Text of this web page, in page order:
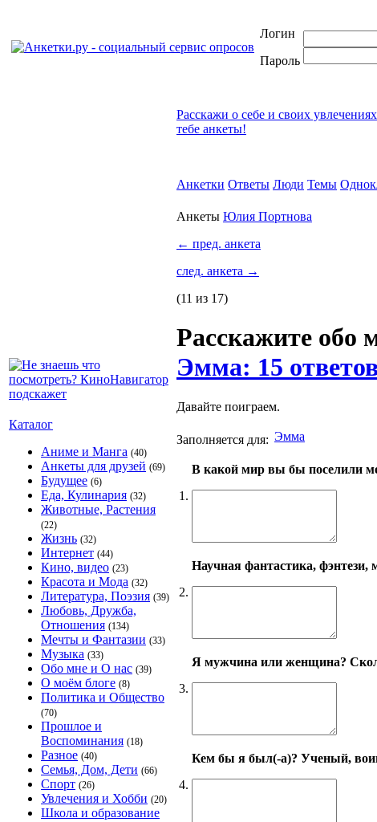
Логин
Пароль
Каталог
Аниме и Манга (40)
Анкеты для друзей (69)
Будущее (6)
Еда, Кулинария (32)
Животные, Растения
(22)
Жизнь (32)
Интернет (44)
Кино, видео (23)
Красота и Мода (32)
Литература, Поэзия (39)
Любовь, Дружба,
Отношения (134)
Мечты и Фантазии (33)
Музыка (33)
Обо мне и О нас (39)
О моём блоге (8)
Политика и Общество
(70)
Прошлое и
Воспоминания (18)
Разное (40)
Семья, Дом, Дети (66)
Спорт (26)
Увлечения и Хобби (20)
Школа и образование
Расскажи о себе и своих
тебе анкеты!
Анкетки Ответы Люди Темы
Анкеты Юлия Портнова
← пред. анкета
след. анкета →
(11 из 17)
Расскажите обо
Эмма: 15
Давайте поиграем.
Заполняется для: Эмма
1.
В какой мир вы бы поселили
2.
Научная фантастика, фэнтези,
3.
Я мужчина или женщина?
4.
Кем бы я был(-а)? Ученый,